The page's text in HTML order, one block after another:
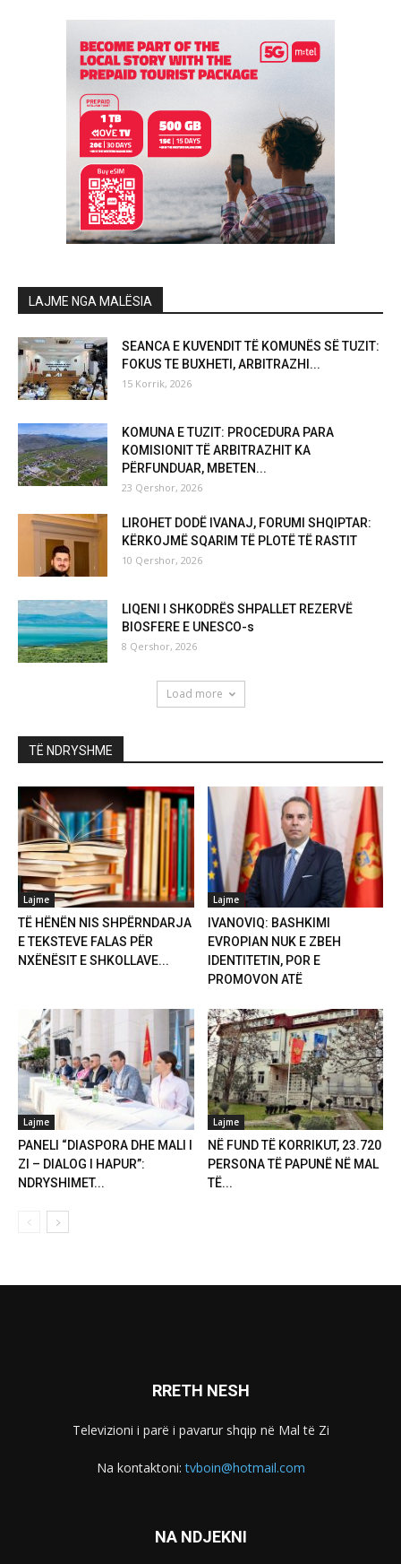
LAJME NGA MALËSIA
SEANCA E KUVENDIT TË KOMUNËS SË TUZIT:
FOKUS TE BUXHETI, ARBITRAZHI...
15 Korrik, 2026
KOMUNA E TUZIT: PROCEDURA PARA
KOMISIONIT TË ARBITRAZHIT KA
PËRFUNDUAR, MBETEN...
23 Qershor, 2026
LIROHET DODË IVANAJ, FORUMI SHQIPTAR:
KËRKOJMË SQARIM TË PLOTË TË RASTIT
10 Qershor, 2026
LIQENI I SHKODRËS SHPALLET REZERVË
BIOSFERE E UNESCO-s
8 Qershor, 2026
Load more
TË NDRYSHME
Lajme
TË HËNËN NIS SHPËRNDARJA
E TEKSTEVE FALAS PËR
NXËNËSIT E SHKOLLAVE...
Lajme
IVANOVIQ: BASHKIMI
EVROPIAN NUK E ZBEH
IDENTITETIN, POR E
PROMOVON ATË
Lajme
PANELI “DIASPORA DHE MALI I
ZI – DIALOG I HAPUR”:
NDRYSHIMET...
Lajme
NË FUND TË KORRIKUT, 23.720
PERSONA TË PAPUNË NË MAL
TË...
RRETH NESH
Televizioni i parë i pavarur shqip në Mal të Zi
Na kontaktoni:tvboin@hotmail.com
NA NDJEKNI